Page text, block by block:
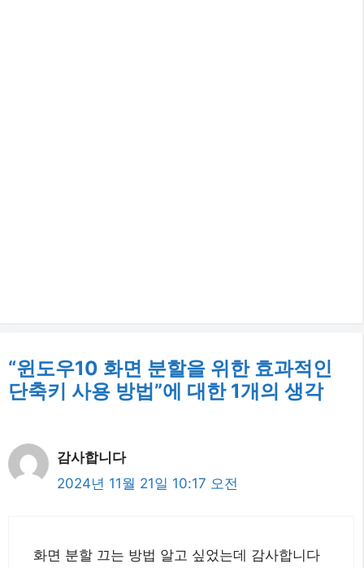
“윈도우10 화면 분할을 위한 효과적인
단축키 사용 방법”에 대한 1개의 생각
감사합니다
2024년 11월 21일 10:17 오전
화면 분할 끄는 방법 알고 싶었는데 감사합니다